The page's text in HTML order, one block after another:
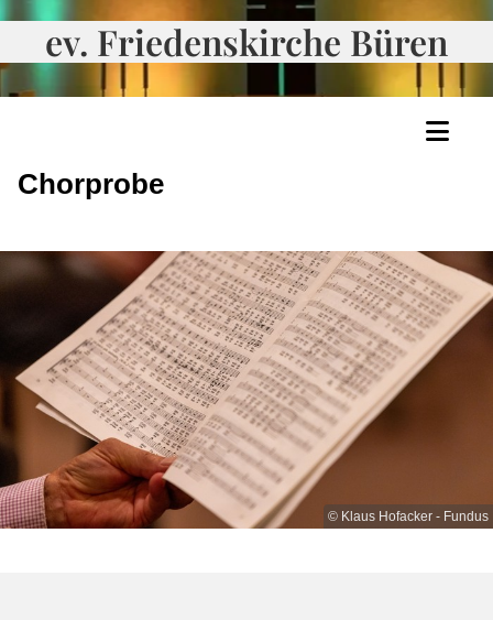
ev. Friedenskirche Büren
Chorprobe
© Klaus Hofacker - Fundus